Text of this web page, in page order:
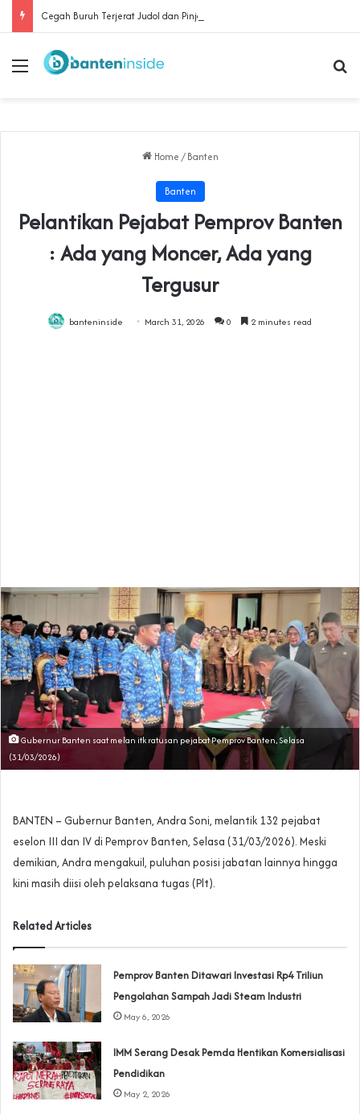
Menu
Home / Banten
Banten
Pelantikan Pejabat Pemprov Banten
: Ada yang Moncer, Ada yang
Tergusur
banteninside March 31, 2026 0 2 minutes read
Gubernur Banten saat melan itk ratusan pejabat Pemprov Banten, Selasa
(31/03/2026)
BANTEN – Gubernur Banten, Andra Soni, melantik 132 pejabat
eselon III dan IV di Pemprov Banten, Selasa (31/03/2026). Meski
demikian, Andra mengakuil, puluhan posisi jabatan lainnya hingga
kini masih diisi oleh pelaksana tugas (Plt).
Related Articles
Pemprov Banten Ditawari Investasi Rp4 Triliun
Pengolahan Sampah Jadi Steam Industri
May 6, 2026
IMM Serang Desak Pemda Hentikan Komersialisasi
Pendidikan
May 2, 2026